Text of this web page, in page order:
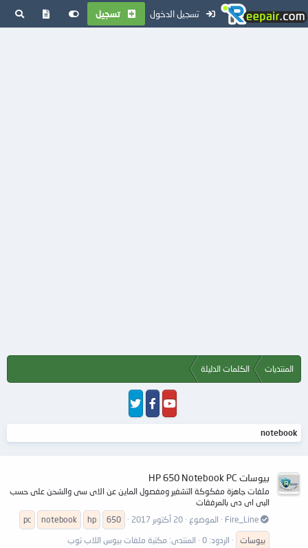
تسجيل الدخول تسجيل
المنتديات الكلمات الدليلة
notebook
بيوسات HP 650 Notebook PC
ملفات جاهزة مفكوكة التشفير ومفصول الماين عن الاى سى والشحن على حسب
البى اى دى بالمرفقات
Fire_Line
الموضوع 20 أكتوبر 2017 650
hp
notebook
pc
بيوسات
الردود: 0 المنتدى: مكتبة ملفات بيوس اللاب توب